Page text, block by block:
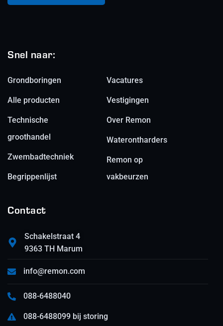
Snel naar:
Grondboringen
Alle producten
Technische
groothandel
Zwembadtechniek
Begrippenlijst
Vacatures
Vestigingen
Over Remon
Waterontharders
Remon op
vakbeurzen
Contact
Schakelstraat 4
9363 TH Marum
info@remon.com
088-6488040
088-6488099 bij storing